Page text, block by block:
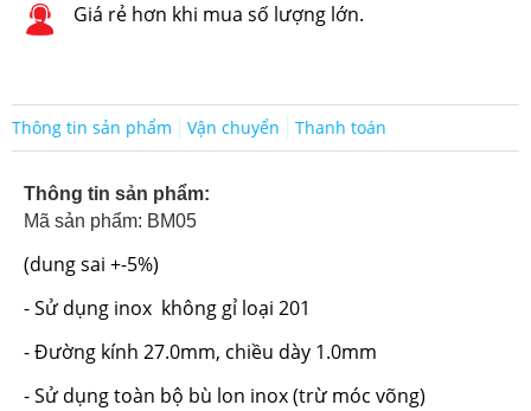
Giá rẻ hơn khi mua số lượng lớn.
Thông tin sản phẩm Vận chuyển Thanh toán
Thông tin sản phẩm:
Mã sản phẩm: BM05
(dung sai +-5%)
- Sử dụng inox không gỉ loại 201
- Đường kính 27.0mm, chiều dày 1.0mm
- Sử dụng toàn bộ bù lon inox (trừ móc võng)